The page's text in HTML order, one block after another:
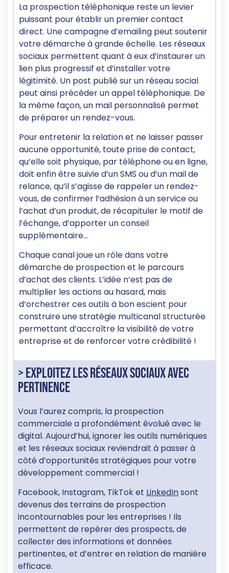
La prospection téléphonique reste un levier
puissant pour établir un premier contact
direct. Une campagne d’emailing peut soutenir
votre démarche à grande échelle. Les réseaux
sociaux permettent quant à eux d’instaurer un
lien plus progressif et d’installer votre
légitimité. Un post publié sur un réseau social
peut ainsi précéder un appel téléphonique. De
la même façon, un mail personnalisé permet
de préparer un rendez-vous.
Pour entretenir la relation et ne laisser passer
aucune opportunité, toute prise de contact,
qu’elle soit physique, par téléphone ou en ligne,
doit enfin être suivie d’un SMS ou d’un mail de
relance, qu’il s’agisse de rappeler un rendez-
vous, de confirmer l’adhésion à un service ou
l’achat d’un produit, de récapituler le motif de
l’échange, d’apporter un conseil
supplémentaire…
Chaque canal joue un rôle dans votre
démarche de prospection et le parcours
d’achat des clients. L’idée n’est pas de
multiplier les actions au hasard, mais
d’orchestrer ces outils à bon escient pour
construire une stratégie multicanal structurée
permettant d’accroître la visibilité de votre
entreprise et de renforcer votre crédibilité !
> Exploitez les réseaux sociaux avec
pertinence
Vous l’aurez compris, la prospection
commerciale a profondément évolué avec le
digital. Aujourd’hui, ignorer les outils numériques
et les réseaux sociaux reviendrait à passer à
côté d’opportunités stratégiques pour votre
développement commercial !
Facebook, Instagram, TikTok et LinkedInsont
devenus des terrains de prospection
incontournables pour les entreprises ! Ils
permettent de repérer des prospects, de
collecter des informations et données
pertinentes, et d’entrer en relation de manière
efficace.